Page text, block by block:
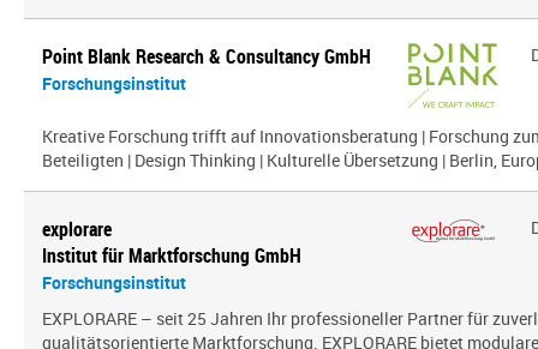
Point Blank Research & Consultancy GmbH
Forschungsinstitut
Kreative Forschung trifft auf Innovationsberatung | Forschung
Beteiligten | Design Thinking | Kulturelle Übersetzung | Berlin,
explorare
Institut für Marktforschung GmbH
Forschungsinstitut
EXPLORARE – seit 25 Jahren Ihr professioneller Partner für
qualitätsorientierte Marktforschung. EXPLORARE bietet